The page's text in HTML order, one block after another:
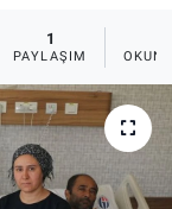
1
PAYLAŞIM